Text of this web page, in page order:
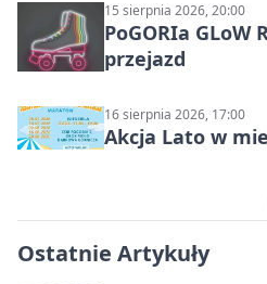
15 sierpnia 2026, 20:00
PoGORIa GLoW
przejazd
16 sierpnia 2026, 17:00
Akcja Lato w
Ostatnie Artykuły